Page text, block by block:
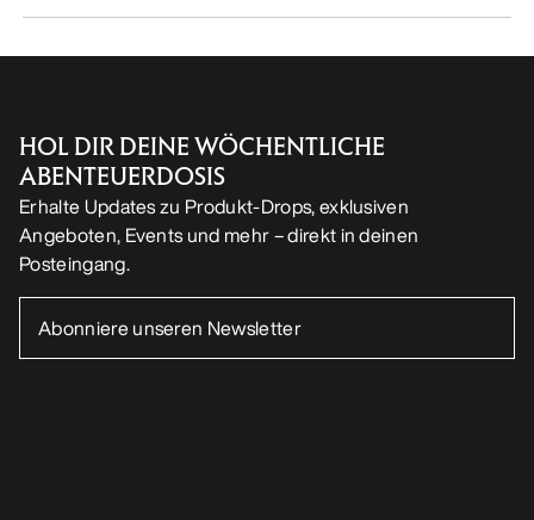
HOL DIR DEINE WÖCHENTLICHE
ABENTEUERDOSIS
Erhalte Updates zu Produkt-Drops, exklusiven
Angeboten, Events und mehr – direkt in deinen
Posteingang.